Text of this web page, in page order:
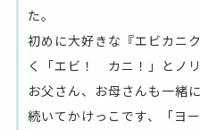
た。
初めに大好きな『エビカニ
く「エビ！ カニ！」とノ
お父さん、お母さんも一緒
続いてかけっこです、「ヨ